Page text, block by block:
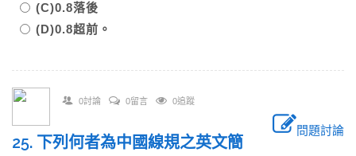
(C)0.8落後
(D)0.8超前。
0討論 0留言 0追蹤
問題討論
25. 下列何者為中國線規之英文簡